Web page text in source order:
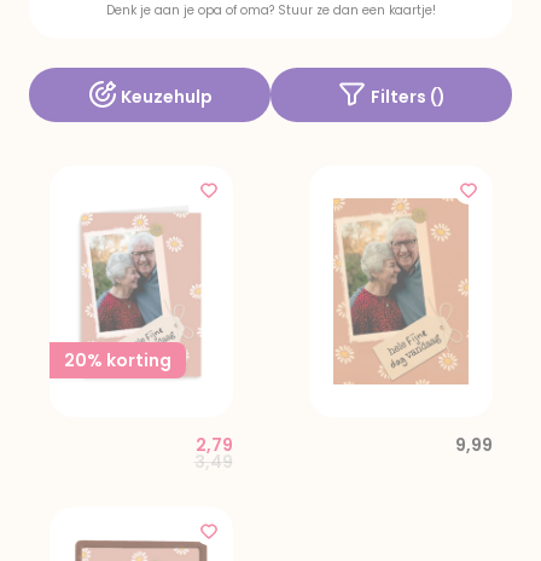
Denk je aan je opa of oma? Stuur ze dan een kaartje!
Keuzehulp Filters ()
20% korting
Price reduced from
3,49to
2,79 9,99